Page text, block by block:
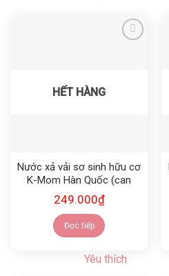
HẾT HÀNG
Nước xả vải sơ sinh hữu cơ
K-Mom Hàn Quốc (can
1700ml)
249.000₫
Đọc tiếp
Yêu thích